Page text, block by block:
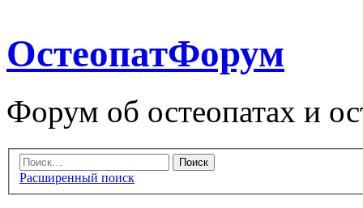
ОстеопатФорум
Форум об остеопатах и
Расширенный поиск